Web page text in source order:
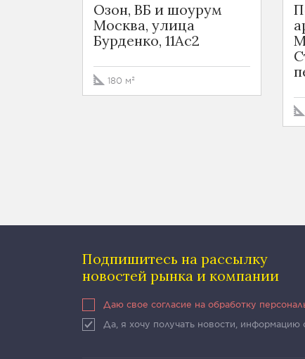
Озон, ВБ и шоурум
Москва, улица
Бурденко, 11Ас2
180 м²
Подпишитесь на рассылку
новостей рынка и компании
Даю свое согласие на обработку
Да, я хочу получать новости,